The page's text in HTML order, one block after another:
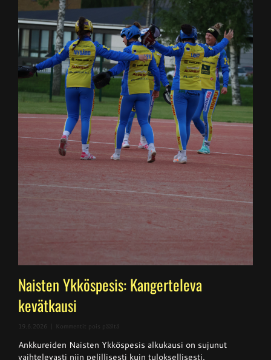
Naisten Ykköspesis: Kangerteleva
kevätkausi
19.6.2026 Kommentit pois päältä
Ykköspesis:
Kangerteleva
Ankkureiden Naisten Ykköspesis alkukausi on sujunut
vaihtelevasti niin pelillisesti kuin tuloksellisesti.